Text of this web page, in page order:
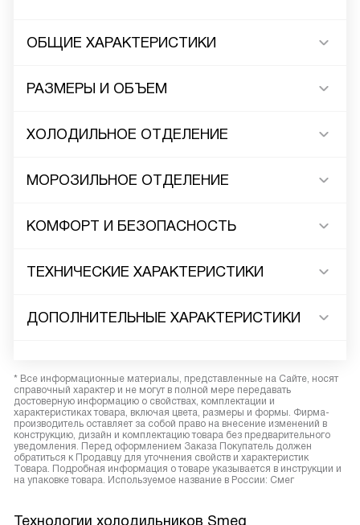
ОБЩИЕ ХАРАКТЕРИСТИКИ
РАЗМЕРЫ И ОБЪЕМ
ХОЛОДИЛЬНОЕ ОТДЕЛЕНИЕ
МОРОЗИЛЬНОЕ ОТДЕЛЕНИЕ
КОМФОРТ И БЕЗОПАСНОСТЬ
ТЕХНИЧЕСКИЕ ХАРАКТЕРИСТИКИ
ДОПОЛНИТЕЛЬНЫЕ ХАРАКТЕРИСТИКИ
* Все информационные материалы, представленные на Сайте, носят
справочный характер и не могут в полной мере передавать
достоверную информацию о свойствах, комплектации и
характеристиках товара, включая цвета, размеры и формы. Фирма-
производитель оставляет за собой право на внесение изменений в
конструкцию, дизайн и комплектацию товара без предварительного
уведомления. Перед оформлением Заказа Покупатель должен
обратиться к Продавцу для уточнения свойств и характеристик
Товара. Подробная информация о товаре указывается в инструкции и
на упаковке товара. Используемое название в России: Смег
Технологии холодильников Smeg